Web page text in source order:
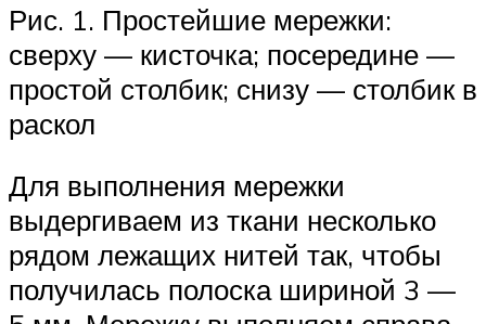
Рис. 1. Простейшие мережки:
сверху — кисточка; посередине —
простой столбик; снизу — столбик в
раскол
Для выполнения мережки
выдергиваем из ткани несколько
рядом лежащих нитей так, чтобы
получилась полоска шириной 3 —